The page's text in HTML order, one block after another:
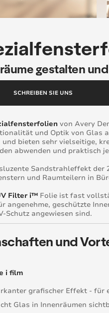
gestalten
SCHREIBEN SIE UNS
von Avery
und Optik von Glas
bieten sehr vielseitige,
abwenden und praktisch
Sandstrahleffekt der
und Raumteilern in
Filter i™ Folie ist fast
angenehme, geschützte
Schutz angewiesen sind.
und
i film
grafischer Effekt - für
Glas in Innenräumen